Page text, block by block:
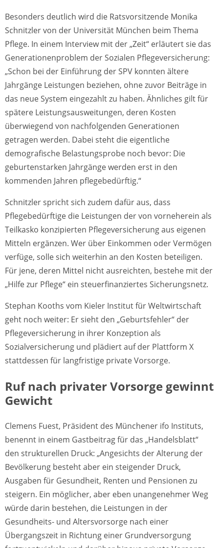
Besonders deutlich wird die Ratsvorsitzende Monika
Schnitzler von der Universität München beim Thema
Pflege. In einem Interview mit der „Zeit“ erläutert sie das
Generationenproblem der Sozialen Pflegeversicherung:
„Schon bei der Einführung der SPV konnten ältere
Jahrgänge Leistungen beziehen, ohne zuvor Beiträge in
das neue System eingezahlt zu haben. Ähnliches gilt für
spätere Leistungsausweitungen, deren Kosten
überwiegend von nachfolgenden Generationen
getragen werden. Dabei steht die eigentliche
demografische Belastungsprobe noch bevor: Die
geburtenstarken Jahrgänge werden erst in den
kommenden Jahren pflegebedürftig.“
Schnitzler spricht sich zudem dafür aus, dass
Pflegebedürftige die Leistungen der von vorneherein als
Teilkasko konzipierten Pflegeversicherung aus eigenen
Mitteln ergänzen. Wer über Einkommen oder Vermögen
verfüge, solle sich weiterhin an den Kosten beteiligen.
Für jene, deren Mittel nicht ausreichten, bestehe mit der
„Hilfe zur Pflege“ ein steuerfinanziertes Sicherungsnetz.
Stephan Kooths vom Kieler Institut für Weltwirtschaft
geht noch weiter: Er sieht den „Geburtsfehler“ der
Pflegeversicherung in ihrer Konzeption als
Sozialversicherung und plädiert auf der Plattform X
stattdessen für langfristige private Vorsorge.
Ruf nach privater Vorsorge gewinnt
Gewicht
Clemens Fuest, Präsident des Münchener ifo Instituts,
benennt in einem Gastbeitrag für das „Handelsblatt“
den strukturellen Druck: „Angesichts der Alterung der
Bevölkerung besteht aber ein steigender Druck,
Ausgaben für Gesundheit, Renten und Pensionen zu
steigern. Ein möglicher, aber eben unangenehmer Weg
würde darin bestehen, die Leistungen in der
Gesundheits- und Altersvorsorge nach einer
Übergangszeit in Richtung einer Grundversorgung